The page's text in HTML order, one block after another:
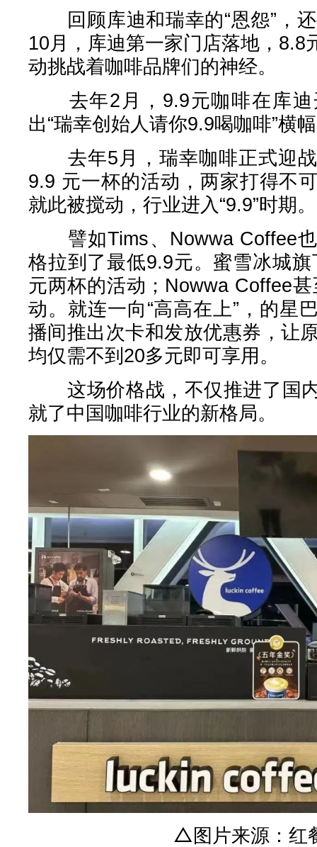
回顾库迪和瑞幸的“恩怨”，还
10月，库迪第一家门店落地，8.8
动挑战着咖啡品牌们的神经。
去年2月，9.9元咖啡在库迪
出“瑞幸创始人请你9.9喝咖啡”横
去年5月，瑞幸咖啡正式迎战
9.9 元一杯的活动，两家打得不
就此被搅动，行业进入“9.9”时期。
譬如Tims、Nowwa Coffee也
格拉到了最低9.9元。蜜雪冰城
元两杯的活动；Nowwa Coffee
动。就连一向“高高在上”，的星
播间推出次卡和发放优惠券，让
均仅需不到20多元即可享用。
这场价格战，不仅推进了国
就了中国咖啡行业的新格局。
△图片来源：红